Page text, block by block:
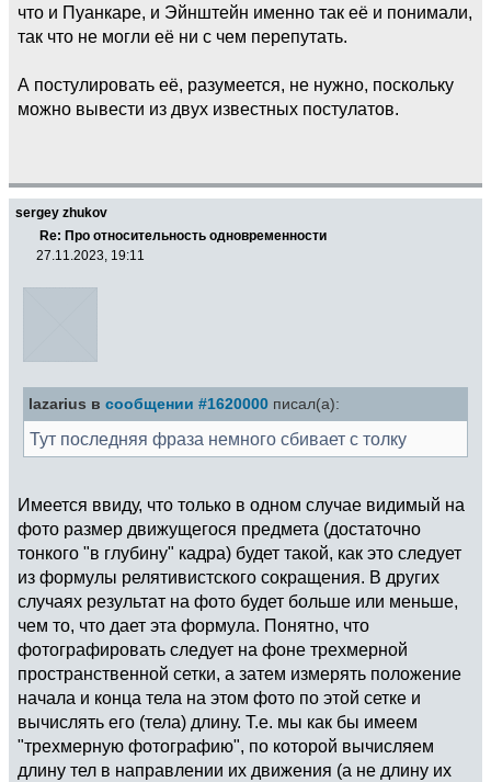
что и Пуанкаре, и Эйнштейн именно так её и понимали,
так что не могли её ни с чем перепутать.
А постулировать её, разумеется, не нужно, поскольку
можно вывести из двух известных постулатов.
sergey zhukov
Re: Про относительность одновременности
27.11.2023, 19:11
lazarius в сообщении #1620000 писал(а):
Тут последняя фраза немного сбивает с толку
Имеется ввиду, что только в одном случае видимый на
фото размер движущегося предмета (достаточно
тонкого "в глубину" кадра) будет такой, как это следует
из формулы релятивистского сокращения. В других
случаях результат на фото будет больше или меньше,
чем то, что дает эта формула. Понятно, что
фотографировать следует на фоне трехмерной
пространственной сетки, а затем измерять положение
начала и конца тела на этом фото по этой сетке и
вычислять его (тела) длину. Т.е. мы как бы имеем
"трехмерную фотографию", по которой вычисляем
длину тел в направлении их движения (а не длину их